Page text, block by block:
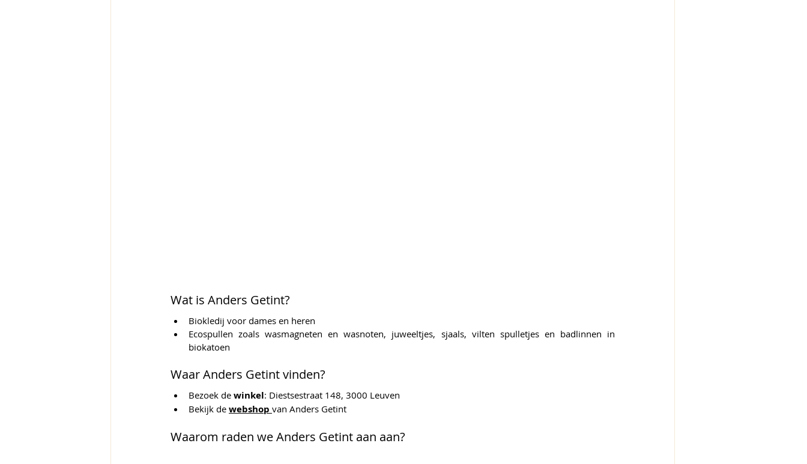
Wat is Anders Getint?
Biokledij voor dames en heren
Ecospullen zoals wasmagneten en wasnoten, juweeltjes, sjaals, vilten spulletjes en badlinnen in
biokatoen
Waar Anders Getint vinden?
Bezoek de winkel: Diestsestraat 148, 3000 Leuven
Bekijk de webshop van Anders Getint
Waarom raden we Anders Getint aan aan?